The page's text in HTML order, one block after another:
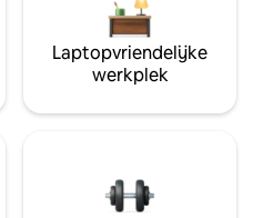
Laptopvriendelijke
werkplek